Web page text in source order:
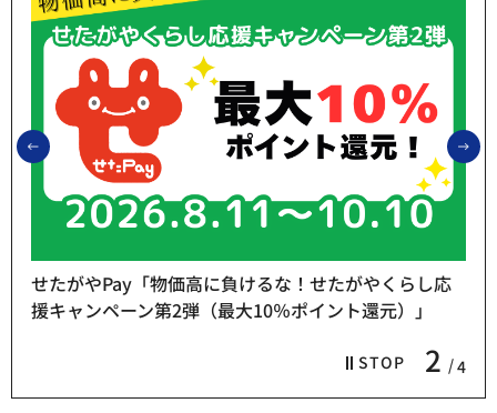
前のスライドを表示
STOP 2 4
せたがやPay「物価高に負けるな！せたがやくらし応
援キャンペーン第2弾（最大10％ポイント還元）」